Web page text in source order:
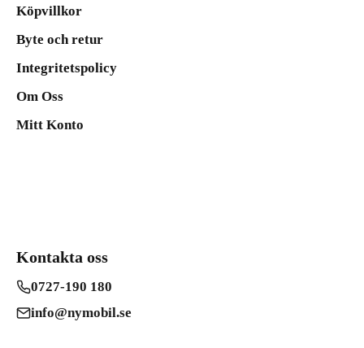
Köpvillkor
Byte och retur
Integritetspolicy
Om Oss
Mitt Konto
Kontakta oss
0727-190 180
info@nymobil.se